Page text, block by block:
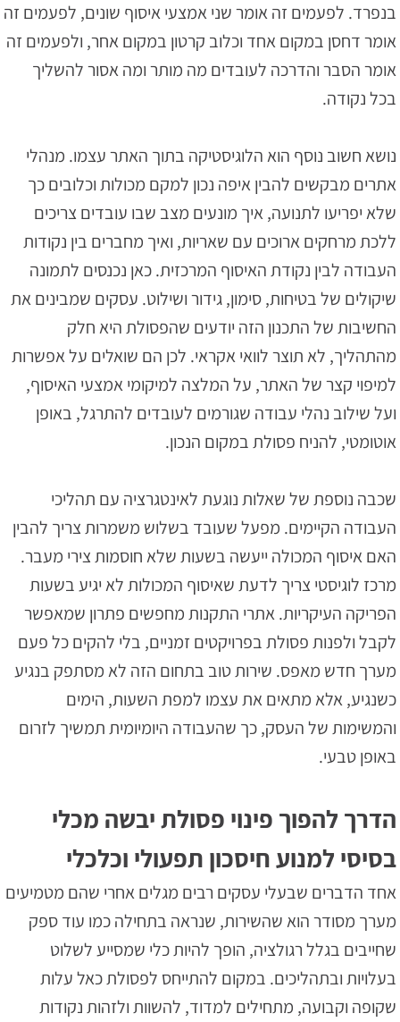
בנפרד. לפעמים זה אומר שני אמצעי איסוף שונים, לפעמים זה
אומר דחסן במקום אחד וכלוב קרטון במקום אחר, ולפעמים זה
אומר הסבר והדרכה לעובדים מה מותר ומה אסור להשליך
בכל נקודה.
נושא חשוב נוסף הוא הלוגיסטיקה בתוך האתר עצמו. מנהלי
אתרים מבקשים להבין איפה נכון למקם מכולות וכלובים כך
שלא יפריעו לתנועה, איך מונעים מצב שבו עובדים צריכים
ללכת מרחקים ארוכים עם שאריות, ואיך מחברים בין נקודות
העבודה לבין נקודת האיסוף המרכזית. כאן נכנסים לתמונה
שיקולים של בטיחות, סימון, גידור ושילוט. עסקים שמבינים את
החשיבות של התכנון הזה יודעים שהפסולת היא חלק
מהתהליך, לא תוצר לוואי אקראי. לכן הם שואלים על אפשרות
למיפוי קצר של האתר, על המלצה למיקומי אמצעי האיסוף,
ועל שילוב נהלי עבודה שגורמים לעובדים להתרגל, באופן
אוטומטי, להניח פסולת במקום הנכון.
שכבה נוספת של שאלות נוגעת לאינטגרציה עם תהליכי
העבודה הקיימים. מפעל שעובד בשלוש משמרות צריך להבין
האם איסוף המכולה ייעשה בשעות שלא חוסמות צירי מעבר.
מרכז לוגיסטי צריך לדעת שאיסוף המכולות לא יגיע בשעות
הפריקה העיקריות. אתרי התקנות מחפשים פתרון שמאפשר
לקבל ולפנות פסולת בפרויקטים זמניים, בלי להקים כל פעם
מערך חדש מאפס. שירות טוב בתחום הזה לא מסתפק בנגיע
כשנגיע, אלא מתאים את עצמו למפת השעות, הימים
והמשימות של העסק, כך שהעבודה היומיומית תמשיך לזרום
באופן טבעי.
הדרך להפוך פינוי פסולת יבשה מכלי
בסיסי למנוע חיסכון תפעולי וכלכלי
אחד הדברים שבעלי עסקים רבים מגלים אחרי שהם מטמיעים
מערך מסודר הוא שהשירות, שנראה בתחילה כמו עוד ספק
שחייבים בגלל רגולציה, הופך להיות כלי שמסייע לשלוט
בעלויות ובתהליכים. במקום להתייחס לפסולת כאל עלות
שקופה וקבועה, מתחילים למדוד, להשוות ולזהות נקודות